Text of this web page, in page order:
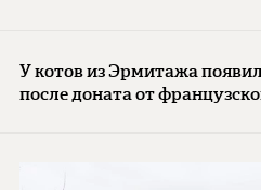
У котов из Эрмитажа
после доната от